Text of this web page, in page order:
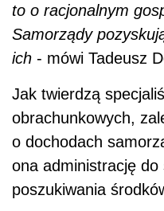
to o racjonalnym
Samorządy
ich - mówi Tadeusz
Jak twierdzą
obrachunkowych,
o dochodach
ona administrację do
poszukiwania